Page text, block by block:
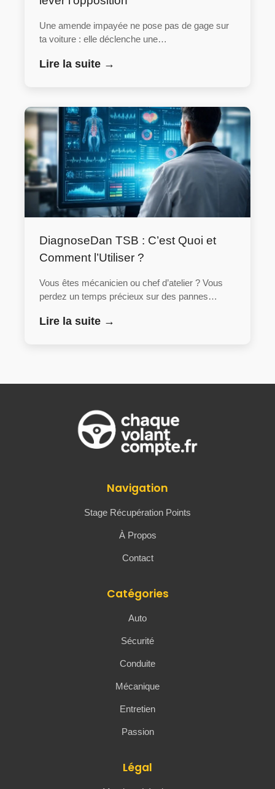
Une amende impayée ne pose pas de gage sur
ta voiture : elle déclenche une…
Lire la suite →
DiagnoseDan TSB : C’est Quoi et
Comment l’Utiliser ?
Vous êtes mécanicien ou chef d’atelier ? Vous
perdez un temps précieux sur des pannes…
Lire la suite →
Navigation
Stage Récupération Points
À Propos
Contact
Catégories
Auto
Sécurité
Conduite
Mécanique
Entretien
Passion
Légal